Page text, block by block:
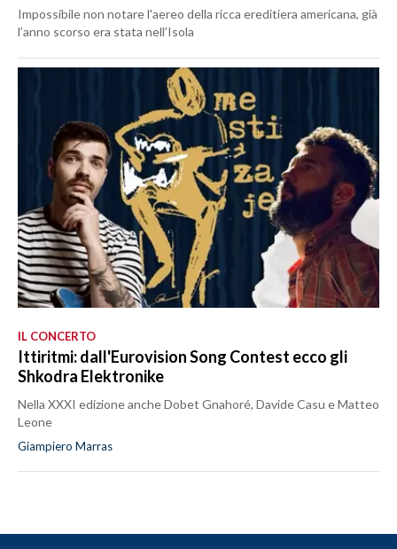
Impossibile non notare l'aereo della ricca ereditiera americana, già
l’anno scorso era stata nell’Isola
IL CONCERTO
Ittiritmi: dall'Eurovision Song Contest ecco gli
Shkodra Elektronike
Nella XXXI edizione anche Dobet Gnahoré, Davide Casu e Matteo
Leone
Giampiero Marras